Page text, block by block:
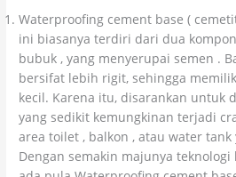
Waterproofing cement base (
ini biasanya terdiri dari dua
bubuk , yang menyerupai semen .
bersifat lebih rigit, sehingga
kecil. Karena itu, disarankan untuk
yang sedikit kemungkinan terjadi
area toilet , balkon , atau water tank
Dengan semakin majunya